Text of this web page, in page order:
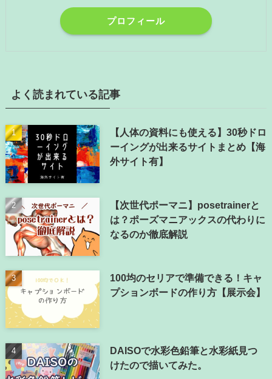
プロフィール
よく読まれている記事
【人体の資料にも使える】30秒ドロ
ーイングが出来るサイトまとめ【海
外サイト有】
【次世代ポーマニ】posetrainerと
は？ポーズマニアックスの代わりに
なるのか徹底解説
100均のセリアで準備できる！キャ
プションボードの作り方【展示会】
DAISOで水彩色鉛筆と水彩紙見つ
けたので描いてみた。